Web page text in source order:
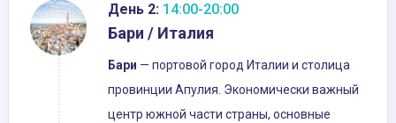
День 2: 14:00-20:00
Бари / Италия
Бари — портовой город Италии и столица
провинции Апулия. Экономически важный
центр южной части страны, основные